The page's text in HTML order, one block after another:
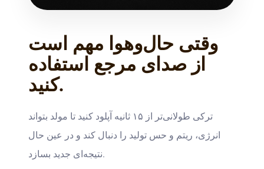
وقتی حال‌وهوا مهم است
از صدای مرجع استفاده
کنید.
ترکی طولانی‌تر از ۱۵ ثانیه آپلود کنید تا مولد بتواند
انرژی، ریتم و حس تولید را دنبال کند و در عین حال
نتیجه‌ای جدید بسازد.